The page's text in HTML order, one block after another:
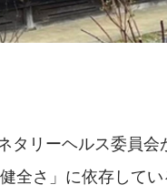
リーヘルス委員会
全さ」に依存して